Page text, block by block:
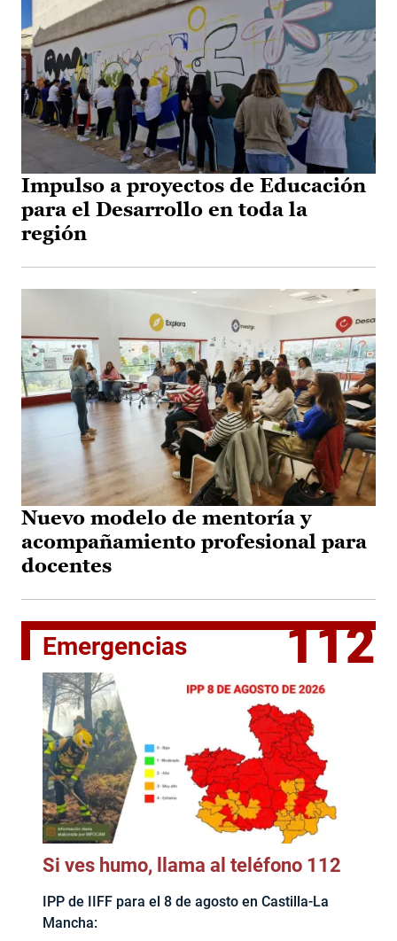
Impulso a proyectos de Educación
para el Desarrollo en toda la
región
Nuevo modelo de mentoría y
acompañamiento profesional para
docentes
Emergencias 112
Si ves humo, llama al teléfono 112
IPP de IIFF para el 8 de agosto en Castilla-La
Mancha: